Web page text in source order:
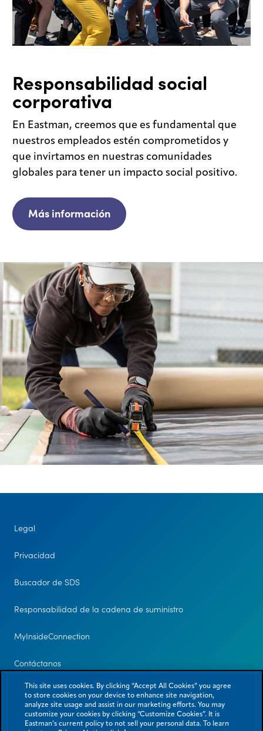
Responsabilidad social
corporativa
En Eastman, creemos que es fundamental que
nuestros empleados estén comprometidos y
que invirtamos en nuestras comunidades
globales para tener un impacto social positivo.
Más información
Legal
Privacidad
Buscador de SDS
Responsabilidad de la cadena de suministro
MyInsideConnection
Contáctanos
This site uses cookies. By clicking “Accept All Cookies” you agree
to store cookies on your device to enhance site navigation,
analyze site usage and assist in our marketing efforts. You may
customize your cookies by clicking “Customize Cookies”. It is
Eastman’s current policy to not sell your personal data. To learn